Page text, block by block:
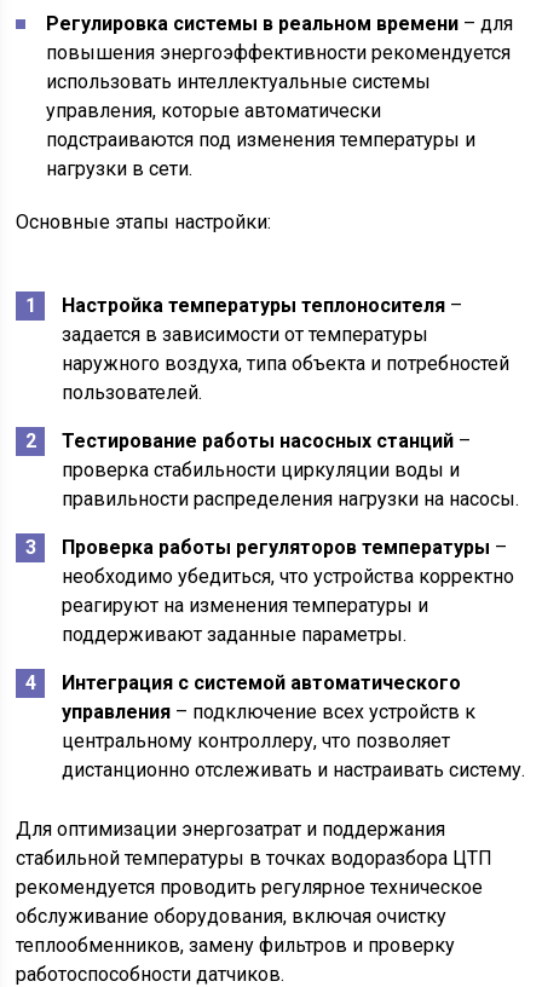
Регулировка системы в реальном времени – для
повышения энергоэффективности рекомендуется
использовать интеллектуальные системы
управления, которые автоматически
подстраиваются под изменения температуры и
нагрузки в сети.
Основные этапы настройки:
Настройка температуры теплоносителя –
задается в зависимости от температуры
наружного воздуха, типа объекта и потребностей
пользователей.
Тестирование работы насосных станций –
проверка стабильности циркуляции воды и
правильности распределения нагрузки на насосы.
Проверка работы регуляторов температуры –
необходимо убедиться, что устройства корректно
реагируют на изменения температуры и
поддерживают заданные параметры.
Интеграция с системой автоматического
управления – подключение всех устройств к
центральному контроллеру, что позволяет
дистанционно отслеживать и настраивать систему.
Для оптимизации энергозатрат и поддержания
стабильной температуры в точках водоразбора ЦТП
рекомендуется проводить регулярное техническое
обслуживание оборудования, включая очистку
теплообменников, замену фильтров и проверку
работоспособности датчиков.